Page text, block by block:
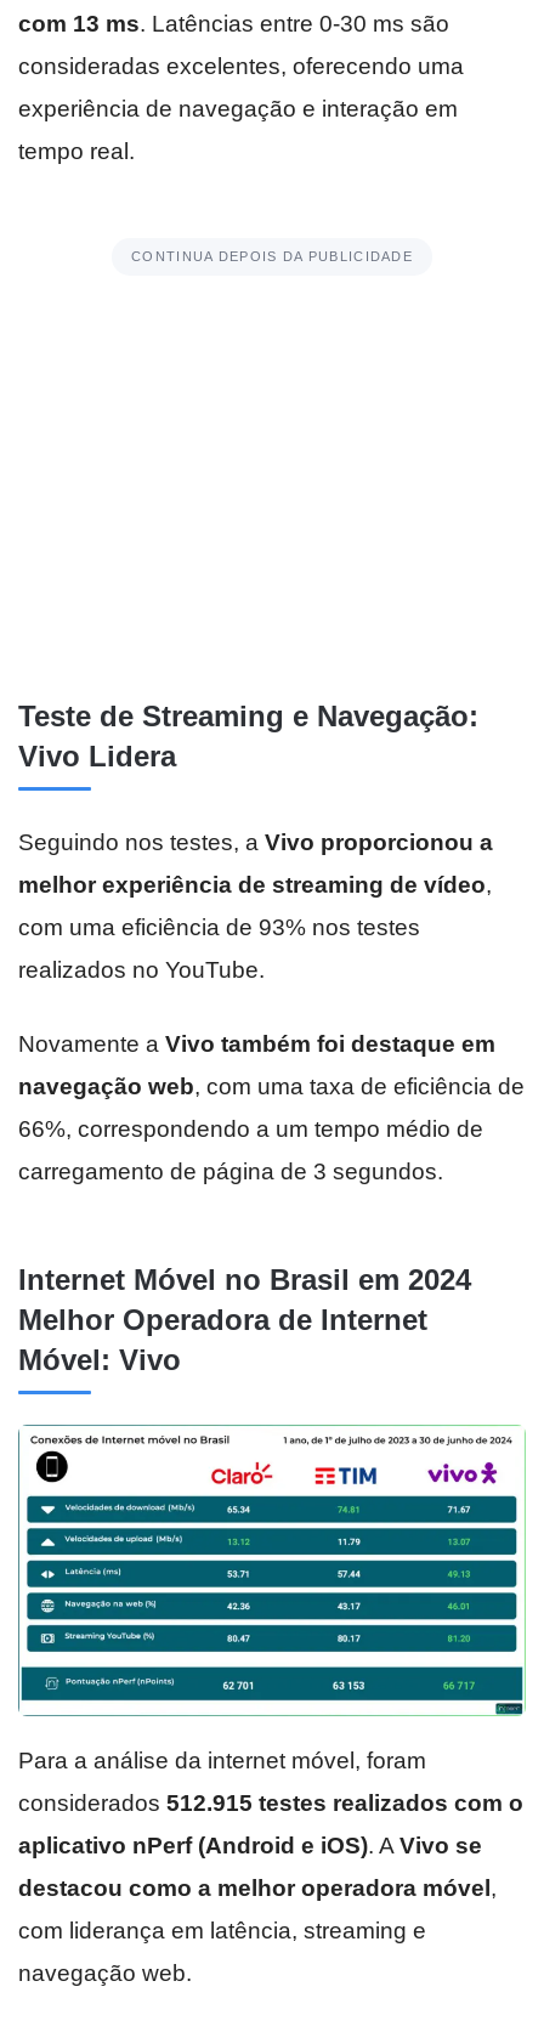
com 13 ms. Latências entre 0-30 ms são
consideradas excelentes, oferecendo uma
experiência de navegação e interação em
tempo real.
CONTINUA DEPOIS DA PUBLICIDADE
Teste de Streaming e Navegação:
Vivo Lidera
Seguindo nos testes, a Vivo proporcionou a
melhor experiência de streaming de vídeo,
com uma eficiência de 93% nos testes
realizados no YouTube.
Novamente a Vivo também foi destaque em
navegação web, com uma taxa de eficiência de
66%, correspondendo a um tempo médio de
carregamento de página de 3 segundos.
Internet Móvel no Brasil em 2024
Melhor Operadora de Internet
Móvel: Vivo
Para a análise da internet móvel, foram
considerados 512.915 testes realizados com o
aplicativo nPerf (Android e iOS). A Vivo se
destacou como a melhor operadora móvel,
com liderança em latência, streaming e
navegação web.